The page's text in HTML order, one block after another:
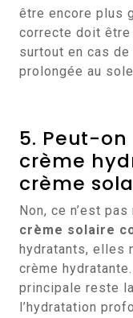
être encore plus
correcte doit être
surtout en cas
prolongée au
5. Peut-
crème
crème
Non, ce n’est
crème solaire
hydratants, elles
crème
principale reste
l’hydratation